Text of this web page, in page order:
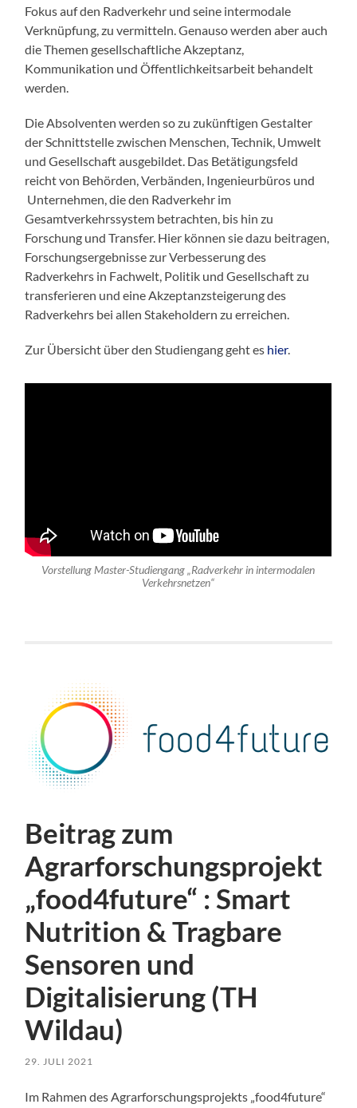
Fokus auf den Radverkehr und seine intermodale
Verknüpfung, zu vermitteln. Genauso werden aber auch
die Themen gesellschaftliche Akzeptanz,
Kommunikation und Öffentlichkeitsarbeit behandelt
werden.
Die Absolventen werden so zu zukünftigen Gestalter
der Schnittstelle zwischen Menschen, Technik, Umwelt
und Gesellschaft ausgebildet. Das Betätigungsfeld
reicht von Behörden, Verbänden, Ingenieurbüros und
Unternehmen, die den Radverkehr im
Gesamtverkehrssystem betrachten, bis hin zu
Forschung und Transfer. Hier können sie dazu beitragen,
Forschungsergebnisse zur Verbesserung des
Radverkehrs in Fachwelt, Politik und Gesellschaft zu
transferieren und eine Akzeptanzsteigerung des
Radverkehrs bei allen Stakeholdern zu erreichen.
Zur Übersicht über den Studiengang geht es hier.
Vorstellung Master-Studiengang „Radverkehr in intermodalen
Verkehrsnetzen“
Beitrag zum
Agrarforschungsprojekt
„food4future“ : Smart
Nutrition & Tragbare
Sensoren und
Digitalisierung (TH
Wildau)
29. JULI 2021
Im Rahmen des Agrarforschungsprojekts „food4future“